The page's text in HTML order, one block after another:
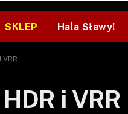
SKLEP Hala Sławy!
i VRR